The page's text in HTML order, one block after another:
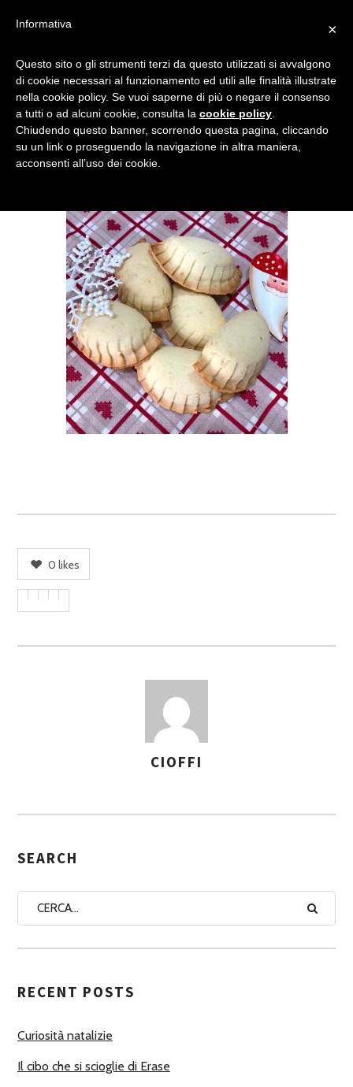
DOLCI PATTÌNI BISCOTTI
NATALE
0 likes
S
G
A
U
O
I
CIOFFI
SEARCH
RECENT POSTS
Curiosità natalizie
Il cibo che si scioglie di Erase
×
Informativa
Questo sito o gli strumenti terzi da questo utilizzati si avvalgono
di cookie necessari al funzionamento ed utili alle finalità illustrate
nella cookie policy. Se vuoi saperne di più o negare il consenso
a tutti o ad alcuni cookie, consulta la cookie policy
Chiudendo questo banner, scorrendo questa pagina, cliccando
su un link o proseguendo la navigazione in altra maniera,
acconsenti all’uso dei cookie.